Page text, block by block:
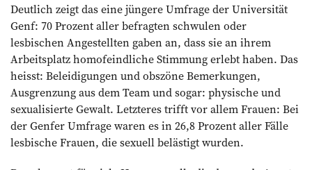
Deutlich zeigt das eine jüngere Umfrage der Universität
Genf: 70 Prozent aller befragten schwulen oder
lesbischen Angestellten gaben an, dass sie an ihrem
Arbeitsplatz homofeind­liche Stimmung erlebt haben. Das
heisst: Beleidigungen und obszöne Bemerkungen,
Ausgrenzung aus dem Team und sogar: physische und
sexualisierte Gewalt. Letzteres trifft vor allem Frauen: Bei
der Genfer Umfrage waren es in 26,8 Prozent aller Fälle
lesbische Frauen, die sexuell belästigt wurden.